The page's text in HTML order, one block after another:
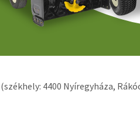
4400 Nyíregyháza,